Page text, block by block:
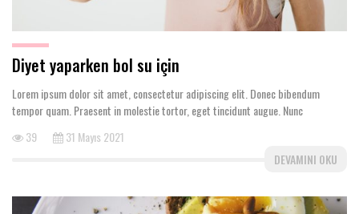
Diyet yaparken bol su için
Lorem ipsum dolor sit amet, consectetur adipiscing elit. Donec bibendum
tempor quam. Praesent in molestie tortor, eget tincidunt augue. Nunc
39
31 Mayıs 2021
DEVAMINI OKU